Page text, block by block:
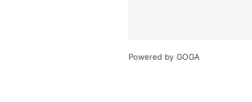
Powered by GOGA